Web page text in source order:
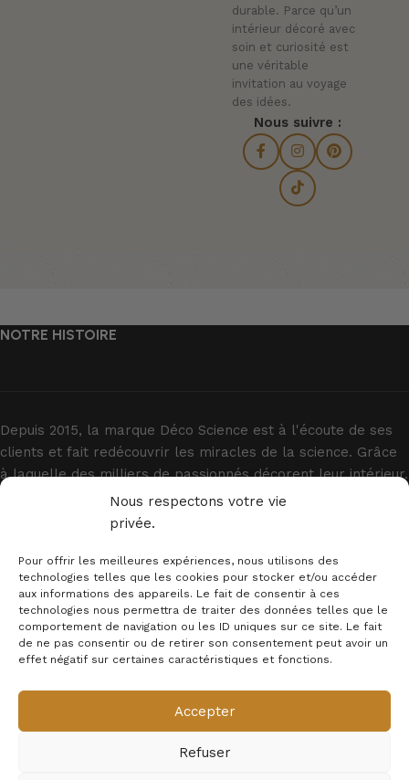
Nous respectons votre vie
privée.
Pour offrir les meilleures expériences, nous utilisons des
technologies telles que les cookies pour stocker et/ou accéder
aux informations des appareils. Le fait de consentir à ces
technologies nous permettra de traiter des données telles que le
comportement de navigation ou les ID uniques sur ce site. Le fait
de ne pas consentir ou de retirer son consentement peut avoir un
effet négatif sur certaines caractéristiques et fonctions.
Accepter
Refuser
durable. Parce qu’un
intérieur décoré avec
soin et curiosité est
une véritable
invitation au voyage
des idées.
Nous suivre :
NOTRE HISTOIRE
Depuis 2015, la marque Déco Science est à l'écoute de ses
clients et fait redécouvrir les miracles de la science. Grâce
à laquelle des milliers de passionnés décorent leur intérieur.
INFORMATIONS
MENTION LEGALES
Newsletter
© 2025 - Déco Science